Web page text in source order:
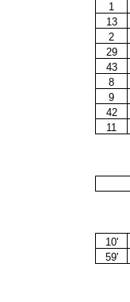
1
13
2
29
43
8
9
42
11
10'
59'